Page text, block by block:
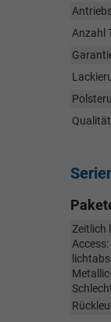
Anzahl
Zeitlich